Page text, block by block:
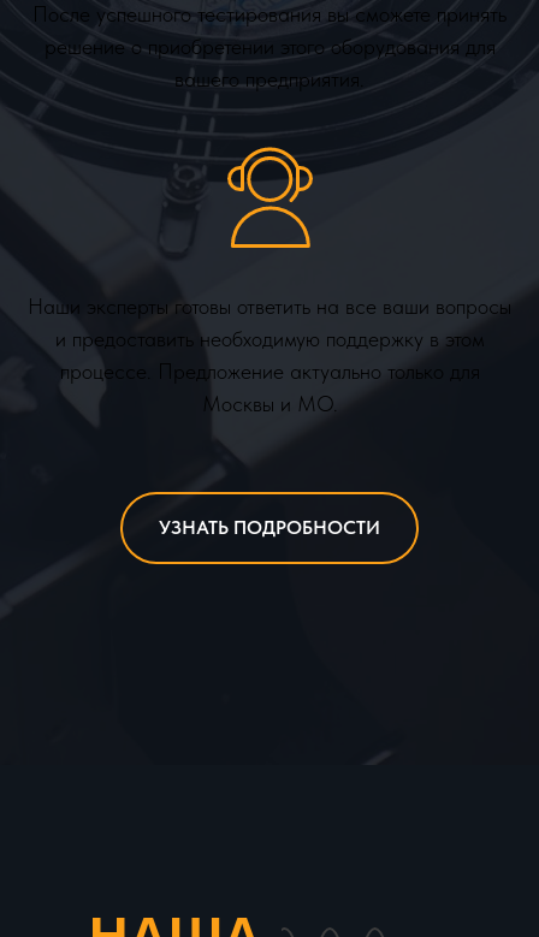
После успешного тестирования вы сможете принять
решение о приобретении этого оборудования для
вашего предприятия.
Наши эксперты готовы ответить на все ваши вопросы
и предоставить необходимую поддержку в этом
процессе. Предложение актуально только для
Москвы и МО.
УЗНАТЬ ПОДРОБНОСТИ